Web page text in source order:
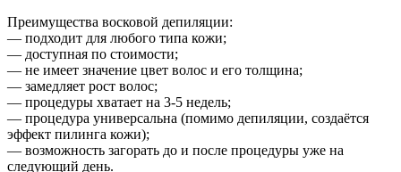
Преимущества восковой депиляции:
— подходит для любого типа кожи;
— доступная по стоимости;
— не имеет значение цвет волос и его толщина;
— замедляет рост волос;
— процедуры хватает на 3-5 недель;
— процедура универсальна (помимо депиляции, создаётся
эффект пилинга кожи);
— возможность загорать до и после процедуры уже на
следующий день.